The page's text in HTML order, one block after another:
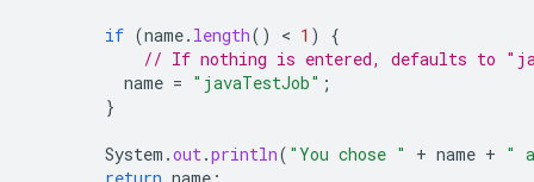
if (name. length() < 1 )
{
// If nothing is entered, defaults to
name = "javaTestJob" ;
}
System .out.println( "You chose " + name + "